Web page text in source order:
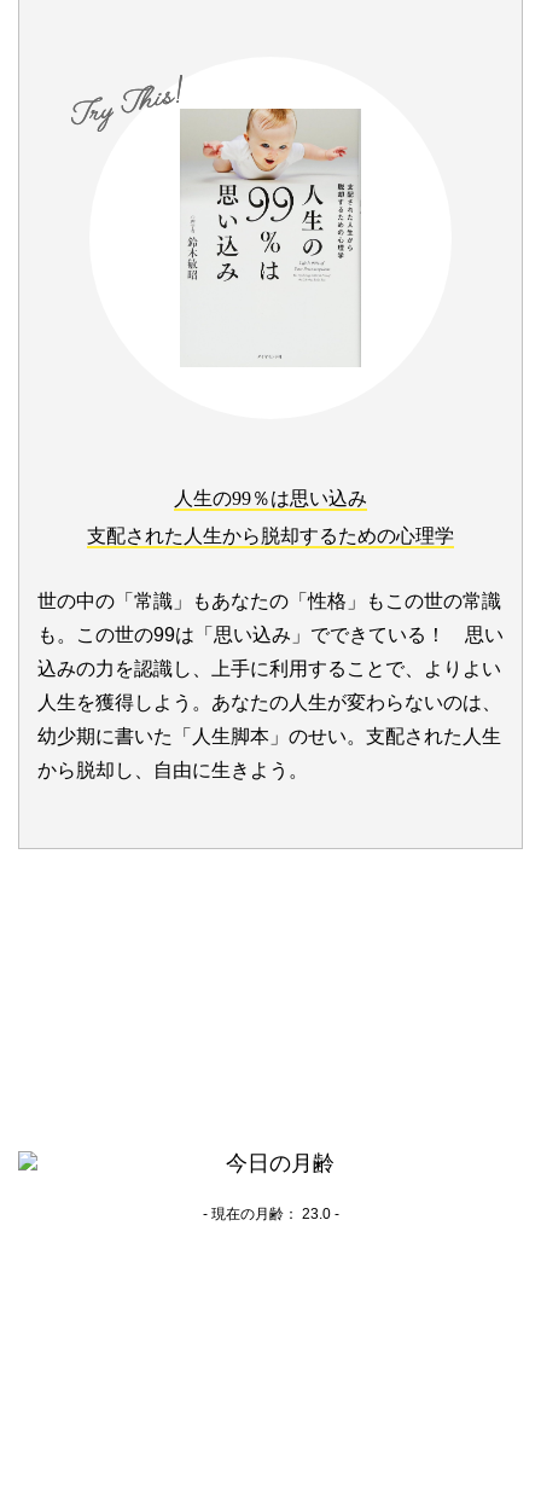
人生の99％は思い込み
支配された人生から脱却するための心理学
世の中の「常識」もあなたの「性格」もこの世の常識
も。この世の99は「思い込み」でできている！ 思い
込みの力を認識し、上手に利用することで、よりよい
人生を獲得しよう。あなたの人生が変わらないのは、
幼少期に書いた「人生脚本」のせい。支配された人生
から脱却し、自由に生きよう。
- 現在の月齢： 23.0 -